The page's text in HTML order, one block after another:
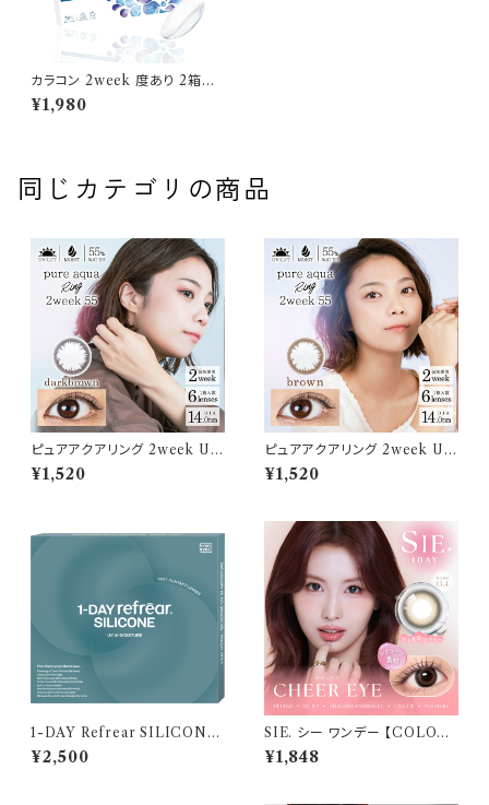
カラコン 2week 度あり 2箱セ
ット（ 1箱6枚入り） 14.0mm ク
リアコンタクト ピュアプラス 2
¥1,980
同じカテゴリの商品
ピュアアクアリング 2week UV
M カラコン【ダークブラウン】2
WEEK 1箱6枚 14.0mm 度な
¥1,520
ピュアアクアリング 2week UV
M カラコン【ブラウン】2WEEK
1箱6枚 14.0mm 度なし 度あり
¥1,520
1-DAY Refrear SILICONE
UV W-Moisture （ワンデーリ
フレア シリコーン ユーブイ ダブ
¥2,500
SIE. シー ワンデー 【COLOR：
チア―アイ 】 1箱10枚入 シリコ
ーン 回らない水光レンズ MO
¥1,848